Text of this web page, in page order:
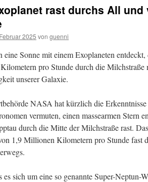
rast durchs All und
2025 von guenni
eine Sonne mit einem Exoplaneten
pro Stunde durch die Milchstraße
unserer Galaxie.
NASA hat kürzlich die
vermuten, einen massearmen Stern
durch die Mitte der Milchstraße rast.
1,9 Millionen Kilometern pro Stunde fast
es sich um eine so genannte Super-Neptun-